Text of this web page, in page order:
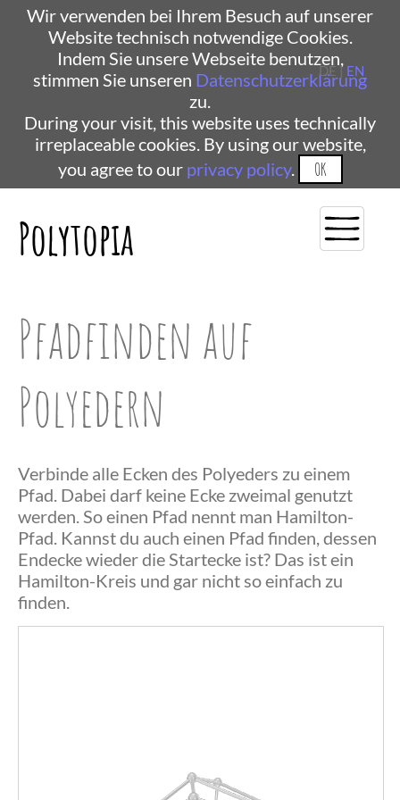
Wir verwenden bei Ihrem Besuch auf unserer
Website technisch notwendige Cookies.
Indem Sie unsere Webseite benutzen,
stimmen Sie unseren Datenschutzerklärung
zu.
During your visit, this website uses technically
irreplaceable cookies. By using our website,
you agree to our privacy policy. OK
Polytopia
DE | EN
Pfadfinden auf
Polyedern
Verbinde alle Ecken des Polyeders zu einem
Pfad. Dabei darf keine Ecke zweimal genutzt
werden. So einen Pfad nennt man Hamilton-
Pfad. Kannst du auch einen Pfad finden, dessen
Endecke wieder die Startecke ist? Das ist ein
Hamilton-Kreis und gar nicht so einfach zu
finden.
Glückwunsch,
Herzlichen
Glückwunsch,